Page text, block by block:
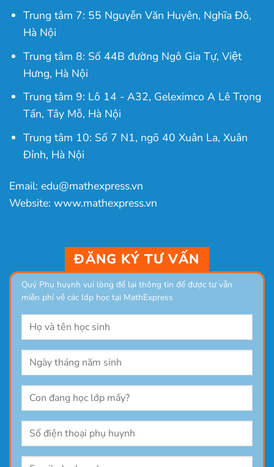
Trung tâm 7: 55 Nguyễn Văn Huyên, Nghĩa Đô,
Hà Nội
Trung tâm 8: Số 44B đường Ngô Gia Tự, Việt
Hưng, Hà Nội
Trung tâm 9: Lô 14 - A32, Geleximco A Lê Trọng
Tấn, Tây Mỗ, Hà Nội
Trung tâm 10: Số 7 N1, ngõ 40 Xuân La, Xuân
Đỉnh, Hà Nội
Email: edu@mathexpress.vn
Website: www.mathexpress.vn
ĐĂNG KÝ TƯ VẤN
Quý Phụ huynh vui lòng để lại thông tin để được tư vẫn
miễn phí về các lớp học tại MathExpress